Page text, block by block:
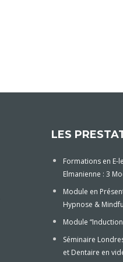
LES
Formations en E-
Elmanienne : 3
Module en
Hypnose &
Module
Séminaire
et Dentaire en